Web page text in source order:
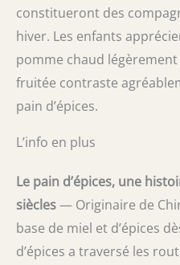
constitueront des
hiver. Les enfants
pomme chaud
fruitée contraste
pain d’épices.
L’info en plus
Le pain d’épices, une
siècles— Originaire de
base de miel et d’épices
d’épices a traversé les